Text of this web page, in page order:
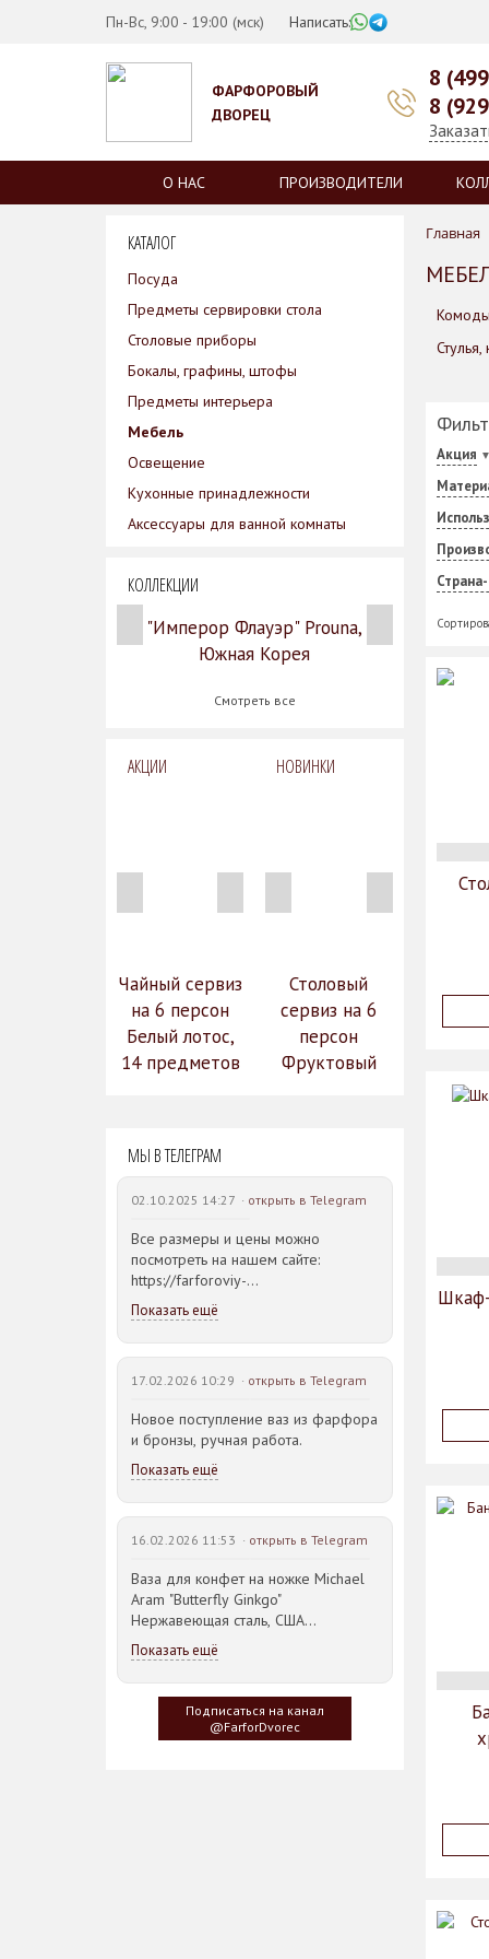
Пн-Вс, 9:00 - 19:00 (мск) Написать:
ФАРФОРОВЫЙ
ДВОРЕЦ
8
8
О НАС ПРОИЗВОДИТЕЛИ
Главная
Стулья,
Акция
КАТАЛОГ
Посуда
Предметы сервировки стола
Столовые приборы
Бокалы, графины, штофы
Предметы интерьера
Мебель
Освещение
Кухонные принадлежности
Аксессуары для ванной комнаты
КОЛЛЕКЦИИ
"Имперор Флауэр" Prouna,
Южная Корея
Смотреть все
АКЦИИ
Чайный сервиз
на 6 персон
Белый лотос,
14 предметов
742 руб.
НОВИНКИ
Столовый
сервиз на 6
персон
Фруктовый
МЫ В ТЕЛЕГРАМ
02.10.2025 14:27 · открыть в Telegram
Все размеры и цены можно
посмотреть на нашем сайте:
https://farforoviy-
dvorec.ru/catalog/brands/Bohemia_JIHLAVA/
Показать ещё
17.02.2026 10:29 · открыть в Telegram
Новое поступление ваз из фарфора
и бронзы, ручная работа.
Показать ещё
16.02.2026 11:53 · открыть в Telegram
Ваза для конфет на ножке Michael
Aram "Butterfly Ginkgo"
Нержавеющая сталь, США
23,5*21,5*14,5см
Идея такого дизайна предметов
сервировки стола пришла
создателю, когда он впервые
увидел дерево Гинкго Билоба, у
Показать ещё
Подписаться на канал
@FarforDvorec